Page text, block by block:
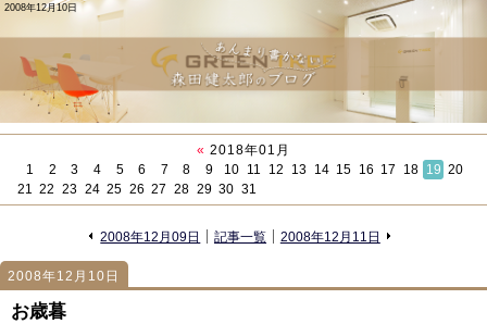
2008年12月10日
« 2018年01月
1
2 3 4 5 6 7 8 9 10 11 12 13 14 15 16 17 18 19 20
21 22 23 24 25 26 27 28 29 30 31
«
2008年12月09日 記事一覧 2008年12月11日
2008年12月10日
お歳暮